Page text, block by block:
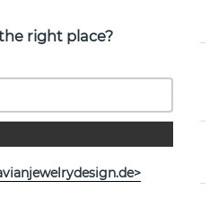
Efva Attling
right place?